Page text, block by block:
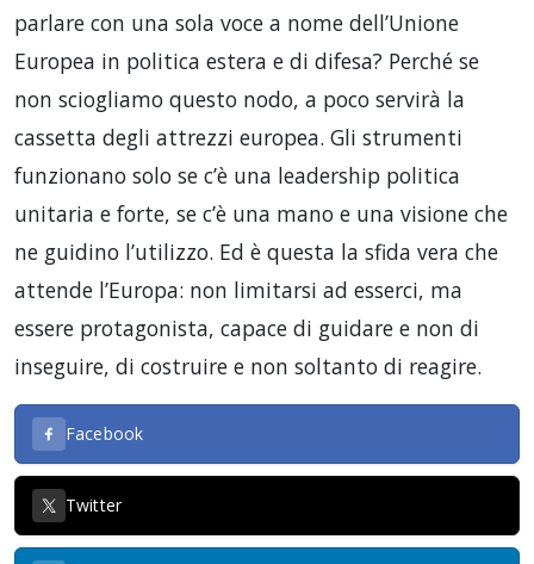
parlare con una sola voce a nome dell’Unione
Europea in politica estera e di difesa? Perché se
non sciogliamo questo nodo, a poco servirà la
cassetta degli attrezzi europea. Gli strumenti
funzionano solo se c’è una leadership politica
unitaria e forte, se c’è una mano e una visione che
ne guidino l’utilizzo. Ed è questa la sfida vera che
attende l’Europa: non limitarsi ad esserci, ma
essere protagonista, capace di guidare e non di
inseguire, di costruire e non soltanto di reagire.
Facebook
Twitter